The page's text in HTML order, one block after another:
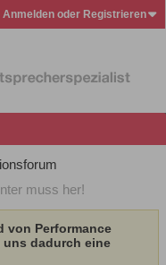
Anmelden oder Registrieren
muss her!
von Performance
uns dadurch eine